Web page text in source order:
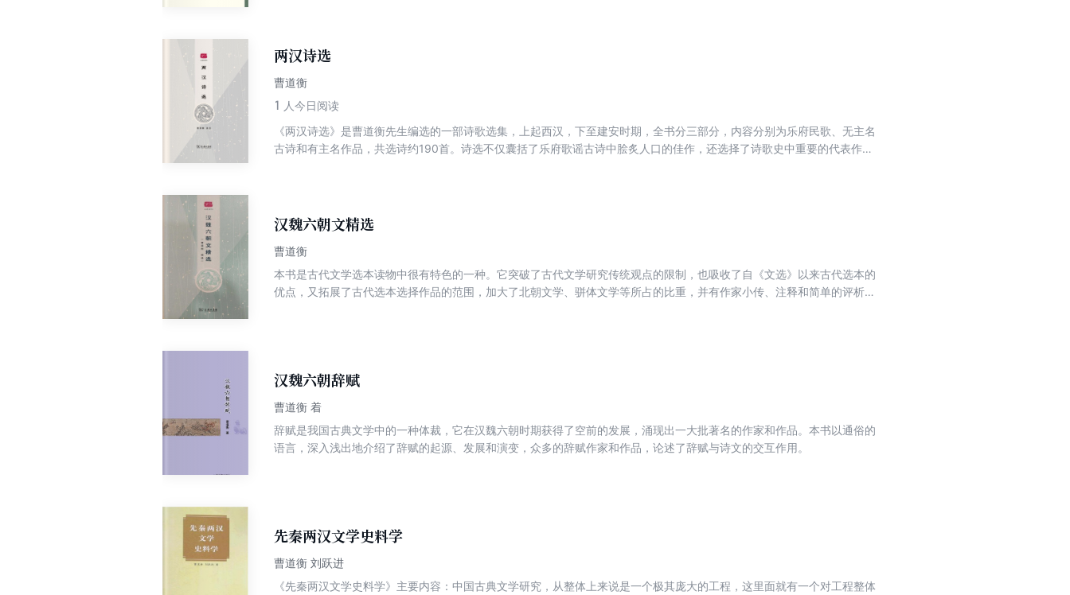
两汉诗选
曹道衡
1 人今日阅读
《两汉诗选》是曹道衡先生编选的一部诗歌选集，上起西汉，下至建安时期，全书分三部分，内容分别为乐府民歌、无主名
古诗和有主名作品，共选诗约190首。诗选不仅囊括了乐府歌谣古诗中脍炙人口的佳作，还选择了诗歌史中重要的代表作
汉魏六朝文精选
曹道衡
本书是古代文学选本读物中很有特色的一种。它突破了古代文学研究传统观点的限制，也吸收了自《文选》以来古代选本的
优点，又拓展了古代选本选择作品的范围，加大了北朝文学、骈体文学等所占的比重，并有作家小传、注释和简单的评析，
汉魏六朝辞赋
曹道衡 着
辞赋是我国古典文学中的一种体裁，它在汉魏六朝时期获得了空前的发展，涌现出一大批著名的作家和作品。本书以通俗的
语言，深入浅出地介绍了辞赋的起源、发展和演变，众多的辞赋作家和作品，论述了辞赋与诗文的交互作用。
先秦两汉文学史料学
曹道衡 刘跃进
《先秦两汉文学史料学》主要内容：中国古典文学研究，从整体上来说是一个极其庞大的工程，这里面就有一个对工程整体